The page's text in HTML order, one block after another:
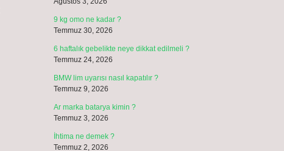
9 kg omo ne kadar ?
Temmuz 30, 2026
6 haftalık gebelikte neye dikkat edilmeli ?
Temmuz 24, 2026
BMW lim uyarısı nasıl kapatılır ?
Temmuz 9, 2026
Ar marka batarya kimin ?
Temmuz 3, 2026
İhtima ne demek ?
Temmuz 2, 2026